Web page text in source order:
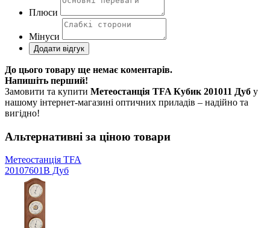
Плюси
Мінуси
До цього товару ще немає коментарів.
Напишіть перший!
Замовити та купити Метеостанція TFA Кубик 201011 Дуб у
нашому інтернет-магазині оптичних приладів – надійно та
вигідно!
Альтернативні за ціною товари
Метеостанція TFA
20107601B Дуб